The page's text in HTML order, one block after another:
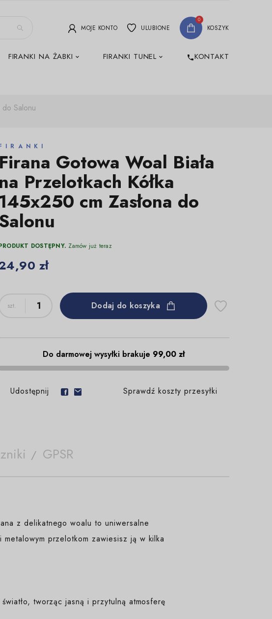
MOJE KONTO ULUBIONE
0
KOSZYK
FIRANKI NA ŻABKI FIRANKI TUNEL phoneKONTAKT
do Salonu
Firana Gotowa Woal Biała
na Przelotkach Kółka
145x250 cm Zasłona do
DOSTĘPNY. Zamów już teraz
zł
Dodaj do koszyka
Do darmowej wysyłki brakuje 99,00 zł
Udostępnij Sprawdź koszty przesyłki
GPSR
z delikatnego woalu to uniwersalne
przelotkom zawiesisz ją w kilka
tworząc jasną i przytulną atmosferę